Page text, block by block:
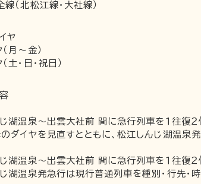
（北松江線・大社線）
ヤ
月～金）
土・日・祝日）
じ湖温泉～出雲大社前 間に急行列車を１往復２
のダイヤを見直すとともに、松江しんじ湖温泉
じ湖温泉～出雲大社前 間に急行列車を１往復
じ湖温泉発急行は現行普通列車を種別・行先・